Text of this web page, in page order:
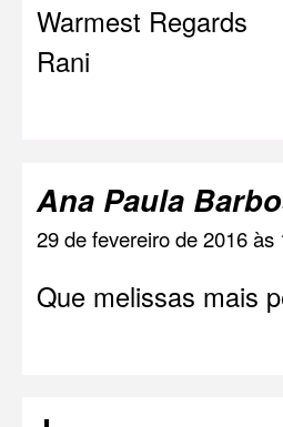
Warmest Regards
Rani
Ana Paula
29 de fevereiro de 2016 às
Que melissas mais